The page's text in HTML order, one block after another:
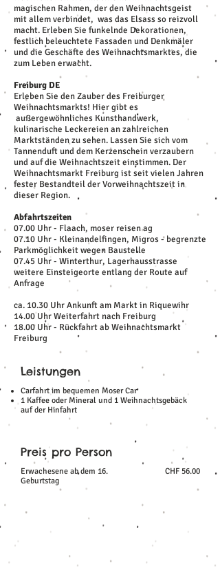
magischen Rahmen, der den Weihnachtsgeist
mit allem verbindet, was das Elsass so reizvoll
macht. Erleben Sie funkelnde Dekorationen,
festlich beleuchtete Fassaden und Denkmäler
und die Geschäfte des Weihnachtsmarktes, die
zum Leben erwacht.
Freiburg DE
Erleben Sie den Zauber des Freiburger
Weihnachtsmarkts! Hier gibt es
außergewöhnliches Kunsthandwerk,
kulinarische Leckereien an zahlreichen
Marktständen zu sehen. Lassen Sie sich vom
Tannenduft und dem Kerzenschein verzaubern
und auf die Weihnachtszeit einstimmen. Der
Weihnachtsmarkt Freiburg ist seit vielen Jahren
fester Bestandteil der Vorweihnachtszeit in
dieser Region.
Abfahrtszeiten
07.00 Uhr - Flaach, moser reisen ag
07.10 Uhr - Kleinandelfingen, Migros - begrenzte
Parkmöglichkeit wegen Baustelle
07.45 Uhr - Winterthur, Lagerhausstrasse
weitere Einsteigeorte entlang der Route auf
Anfrage
ca. 10.30 Uhr Ankunft am Markt in Riquewihr
14.00 Uhr Weiterfahrt nach Freiburg
18.00 Uhr - Rückfahrt ab Weihnachtsmarkt
Freiburg
Leistungen
Carfahrt im bequemen Moser Car
1 Kaffee oder Mineral und 1 Weihnachtsgebäck
auf der Hinfahrt
Preis pro Person
Erwachesene ab dem 16.
Geburtstag
CHF 56.00